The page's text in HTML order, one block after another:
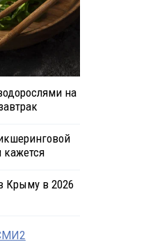
на
Крыму в 2026